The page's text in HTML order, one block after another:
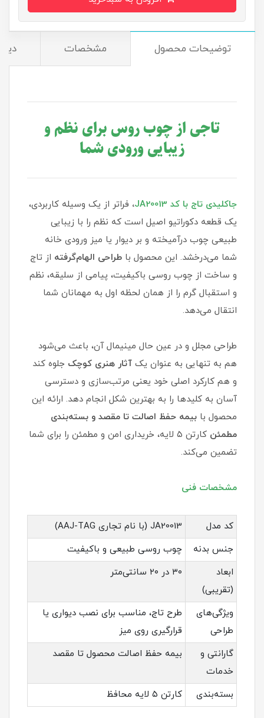
توضیحات محصول مشخصات
تاجی از چوب روس برای نظم و
زیبایی ورودی شما
جاکلیدی تاج با کد JA20013 ، فراتر از یک وسیله کاربردی،
یک قطعه دکوراتیو اصیل است که نظم را با زیبایی
طبیعی چوب درآمیخته و بر دیوار یا میز ورودی خانه
شما می‌درخشد. این محصول با طراحی الهام‌گرفته از تاج
و ساخت از چوب روسی باکیفیت، پیامی از سلیقه، نظم
و استقبال گرم را از همان لحظه اول به مهمانان شما
انتقال می‌دهد.
طراحی مجلل و در عین حال مینیمال آن، باعث می‌شود
هم به تنهایی به عنوان یک آثار هنری کوچک جلوه کند
و هم کارکرد اصلی خود یعنی مرتب‌سازی و دسترسی
آسان به کلیدها را به بهترین شکل انجام دهد. ارائه این
محصول با بیمه حفظ اصالت تا مقصد و بسته‌بندی
مطمئن
کارتن ۵ لایه، خریداری امن و مطمئن را برای شما
تضمین می‌کند.
مشخصات فنی
کد مدل
JA20013 (با نام تجاری AAJ-TAG)
جنس بدنه
چوب روسی طبیعی و باکیفیت
ابعاد
(تقریبی)
۳۰ در ۲۰ سانتی‌متر
ویژگی‌های
طراحی
طرح تاج، مناسب برای نصب دیواری یا
قرارگیری روی میز
گارانتی و
خدمات
بیمه حفظ اصالت محصول تا مقصد
بسته‌بندی کارتن ۵ لایه محافظ